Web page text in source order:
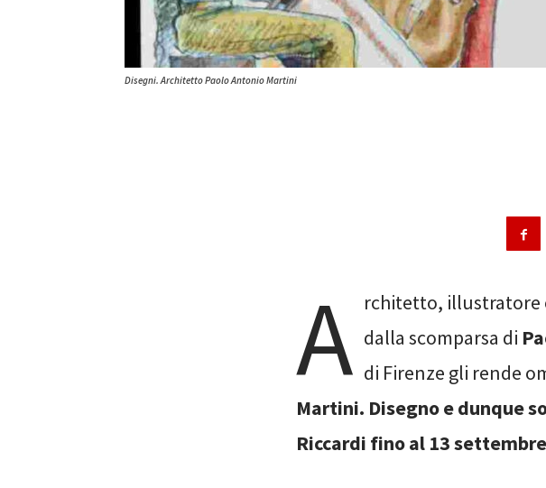
Disegni. Architetto Paolo Antonio Martini
A rchitetto, illustratore
dalla scomparsa di
di Firenze gli rende
Martini. Disegno e dunque
Riccardi fino al 13 settembre